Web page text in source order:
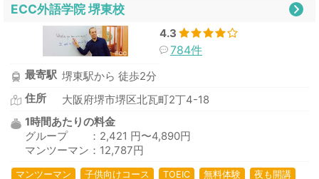
ECC外語学院 堺東校
4.3
784件
最寄駅 堺東駅から 徒歩2分
住所
大阪府堺市堺区北瓦町2丁4-18
1時間あたりの料金
グループ ：2,421 円〜4,890円
マンツーマン：12,787円
マンツーマン 子供向けコース TOEIC 無料体験
夜も開講